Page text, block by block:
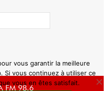
FM 98.6
vous garantir la meilleure
Si vous continuez à utiliser ce
vous en êtes satisfait.